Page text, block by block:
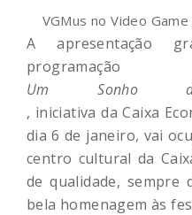
VGMus no Video
A apresentação
programação
Um Sonho
, iniciativa da Caixa
dia 6 de janeiro, vai
centro cultural da
de qualidade, sempre
bela homenagem às